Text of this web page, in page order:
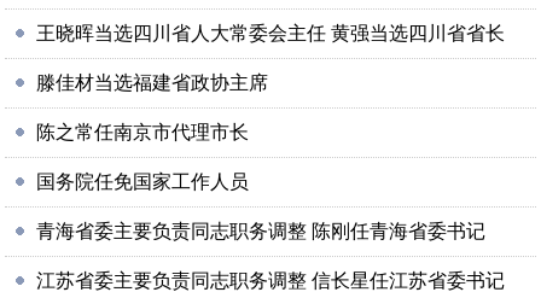
王晓晖当选四川省人大常委会主任 黄强当选四川省省长
滕佳材当选福建省政协主席
陈之常任南京市代理市长
国务院任免国家工作人员
青海省委主要负责同志职务调整 陈刚任青海省委书记
江苏省委主要负责同志职务调整 信长星任江苏省委书记